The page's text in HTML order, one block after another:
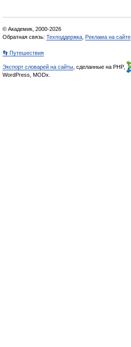
© Академик, 2000-2026
Обратная связь: Техподдержка Реклама на сайте
👣 Путешествия
Экспорт словарей на сайты , сделанные на PHP,
WordPress, MODx.